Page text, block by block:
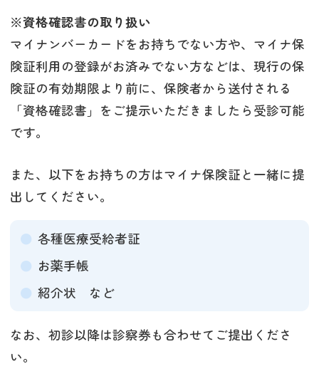
※資格確認書の取り扱い
マイナンバーカードをお持ちでない方や、マイナ保
険証利用の登録がお済みでない方などは、現行の保
険証の有効期限より前に、保険者から送付される
「資格確認書」をご提示いただきましたら受診可能
です。
また、以下をお持ちの方はマイナ保険証と一緒に提
出してください。
各種医療受給者証
お薬手帳
紹介状 など
なお、初診以降は診察券も合わせてご提出くださ
い。